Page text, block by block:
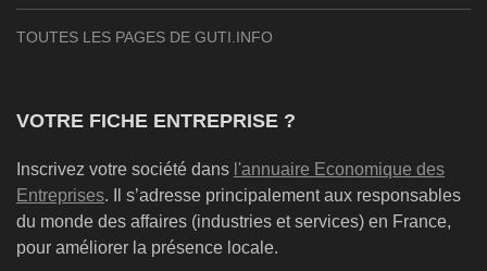
TOUTES LES PAGES DE GUTI.INFO
VOTRE FICHE ENTREPRISE ?
Inscrivez votre société dans l'annuaire Economique des
Entreprises. Il s’adresse principalement aux responsables
du monde des affaires (industries et services) en France,
pour améliorer la présence locale.